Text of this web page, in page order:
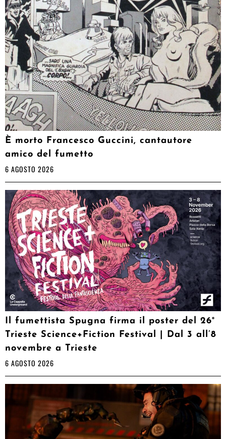
È morto Francesco Guccini, cantautore
amico del fumetto
6 AGOSTO 2026
Il fumettista Spugna firma il poster del 26°
Trieste Science+Fiction Festival | Dal 3 all’8
novembre a Trieste
6 AGOSTO 2026